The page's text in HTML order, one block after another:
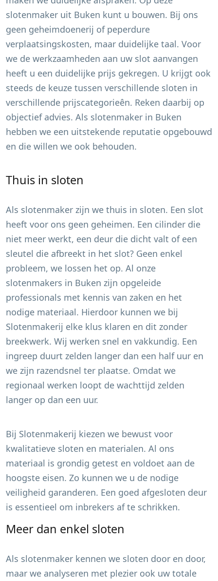
slotenmaker uit Buken kunt u bouwen. Bij ons
geen geheimdoenerij of peperdure
verplaatsingskosten, maar duidelijke taal. Voor
we de werkzaamheden aan uw slot aanvangen
heeft u een duidelijke prijs gekregen. U krijgt ook
steeds de keuze tussen verschillende sloten in
verschillende prijscategorieên. Reken daarbij op
objectief advies. Als slotenmaker in Buken
hebben we een uitstekende reputatie opgebouwd
en die willen we ook behouden.
Thuis in sloten
Als slotenmaker zijn we thuis in sloten. Een slot
heeft voor ons geen geheimen. Een cilinder die
niet meer werkt, een deur die dicht valt of een
sleutel die afbreekt in het slot? Geen enkel
probleem, we lossen het op. Al onze
slotenmakers in Buken zijn opgeleide
professionals met kennis van zaken en het
nodige materiaal. Hierdoor kunnen we bij
Slotenmakerij elke klus klaren en dit zonder
breekwerk. Wij werken snel en vakkundig. Een
ingreep duurt zelden langer dan een half uur en
we zijn razendsnel ter plaatse. Omdat we
regionaal werken loopt de wachttijd zelden
langer op dan een uur.
Bij Slotenmakerij kiezen we bewust voor
kwalitatieve sloten en materialen. Al ons
materiaal is grondig getest en voldoet aan de
hoogste eisen. Zo kunnen we u de nodige
veiligheid garanderen. Een goed afgesloten deur
is essentieel om inbrekers af te schrikken.
Meer dan enkel sloten
Als slotenmaker kennen we sloten door en door,
maar we analyseren met plezier ook uw totale